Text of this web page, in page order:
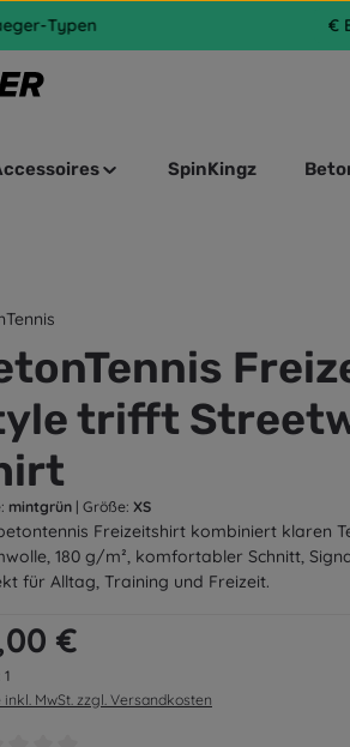
Typen €
SpinKingz
trifft
mintgrün | Größe: XS
Freizeitshirt kombiniert klaren
180 g/m², komfortabler Schnitt,
für Alltag, Training und Freizeit.
Preis:
€
1
inkl. MwSt. zzgl. Versandkosten